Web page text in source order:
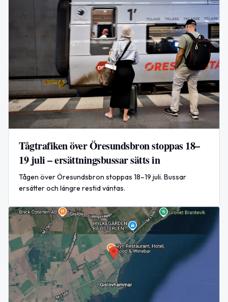
Tågtrafiken över Öresundsbron stoppas 18–
19 juli – ersättningsbussar sätts in
Tågen över Öresundsbron stoppas 18–19 juli. Bussar
ersätter och längre restid väntas.